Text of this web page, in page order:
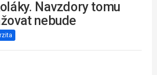
Navzdory tomu
nebude